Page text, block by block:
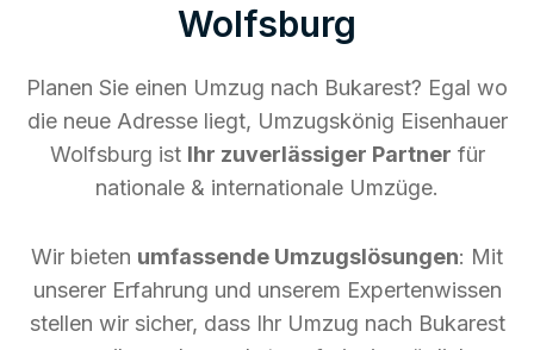
Wolfsburg
Planen Sie einen Umzug nach Bukarest? Egal wo
die neue Adresse liegt, Umzugskönig Eisenhauer
Wolfsburg ist Ihr zuverlässiger Partner für
nationale & internationale Umzüge.
Wir bieten umfassende Umzugslösungen: Mit
unserer Erfahrung und unserem Expertenwissen
stellen wir sicher, dass Ihr Umzug nach Bukarest